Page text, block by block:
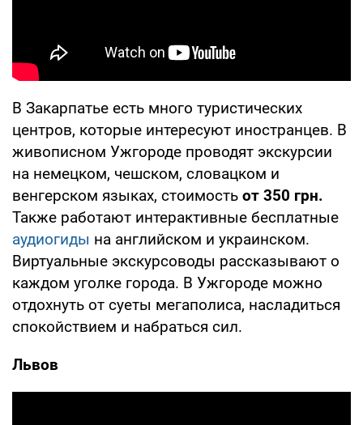
В Закарпатье есть много туристических
центров, которые интересуют иностранцев. В
живописном Ужгороде проводят экскурсии
на немецком, чешском, словацком и
венгерском языках, стоимость от 350 грн.
Также работают интерактивные бесплатные
аудиогиды на английском и украинском.
Виртуальные экскурсоводы рассказывают о
каждом уголке города. В Ужгороде можно
отдохнуть от суеты мегаполиса, насладиться
спокойствием и набраться сил.
Львов